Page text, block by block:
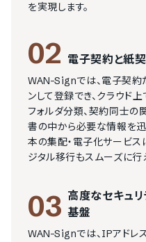
を実現します。
02 電子契約と紙
WAN-Signでは、電子契約
ンして登録でき、クラウド
フォルダ分類、契約同士の
書の中から必要な情報を迅
本の集配・電子化サービス
ジタル移行もスムーズに行
03 高度なセキュ
基盤
WAN-Signでは、IPアドレ